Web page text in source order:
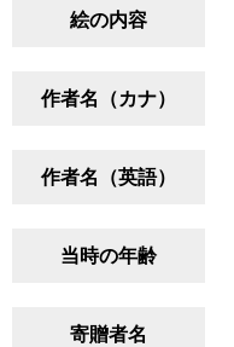
絵の内容
作者名（カナ）
作者名（英語）
当時の年齢
寄贈者名